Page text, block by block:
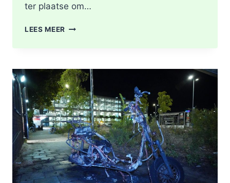
ter plaatse om…
LEES MEER BRAND
WONING
TIJDENS
WERKZAAMHEDEN
AAN
LIEVEN
DE
KEYSTRAAT
IN
ROTTERDAM